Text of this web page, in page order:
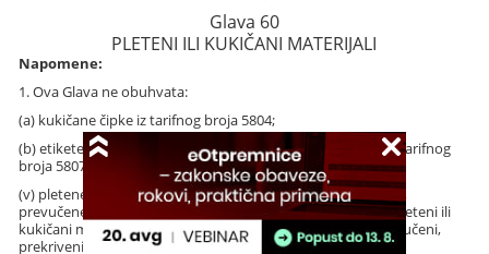
Glava 60
PLETENI ILI KUKIČANI MATERIJALI
Napomene:
1. Ova Glava ne obuhvata:
(a) kukičane čipke iz tarifnog broja 5804;
(b) etikete, značke i slične proizvode, pletene ili kukičane, iz tarifnog
broja 5807;
(v) pletene ili kukičane materijale, impregnisane, premazane,
prevučene, prekrivene ili laminirane, iz Glave 59 Međutim, pleteni ili
kukičani materijali sa florom, impregnisani, premazani, prevučeni,
prekriveni ili laminirani svrstavaju se u tar. broj 6001.